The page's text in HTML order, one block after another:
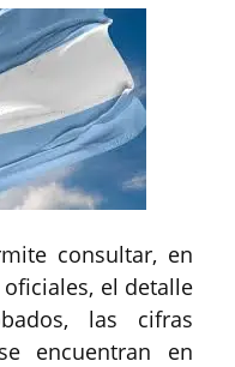
consultar, en
el detalle
las cifras
encuentran en